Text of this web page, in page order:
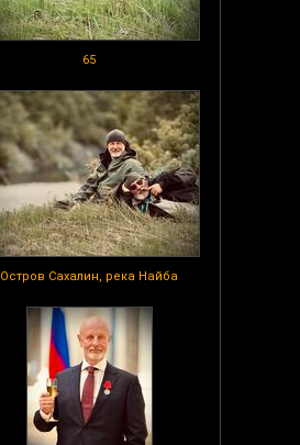
65
Остров Сахалин, река Найба